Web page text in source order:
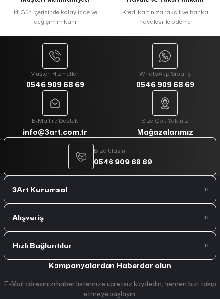
14 Gün içerisinde kolay iade ve
değişim imkanı
Kredi kartınıza taksit ve banka
havalesi ile ödeme
Müşteri Hizmetleri
0546 909 68 69
WhatsApp Sipariş
0546 909 68 69
E-Mail ile Destek
info@3art.com.tr
Size Çok Yakınız
Mağazalarımız
Bize Ulaşın
0546 909 68 69
3Art Kurumsal
Alışveriş
Hızlı Bağlantılar
Kampanyalardan Haberdar olun
E-Mail adresinizi haber listemize ücretsiz kaydedin, hemen bizi takip
etmeye başlayın.